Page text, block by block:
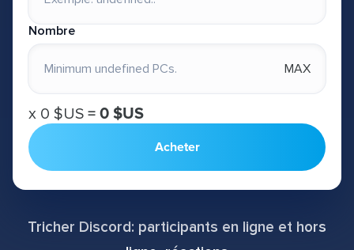
Nombre
MAX
х 0 $US = 0 $US
Acheter
Tricher Discord: participants en ligne et hors